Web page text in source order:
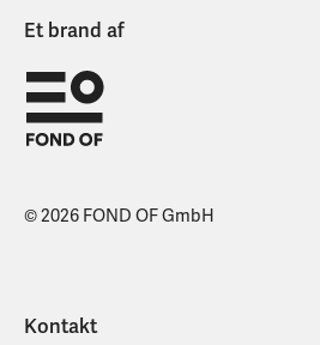
Et brand af
© 2026 FOND OF GmbH
Kontakt